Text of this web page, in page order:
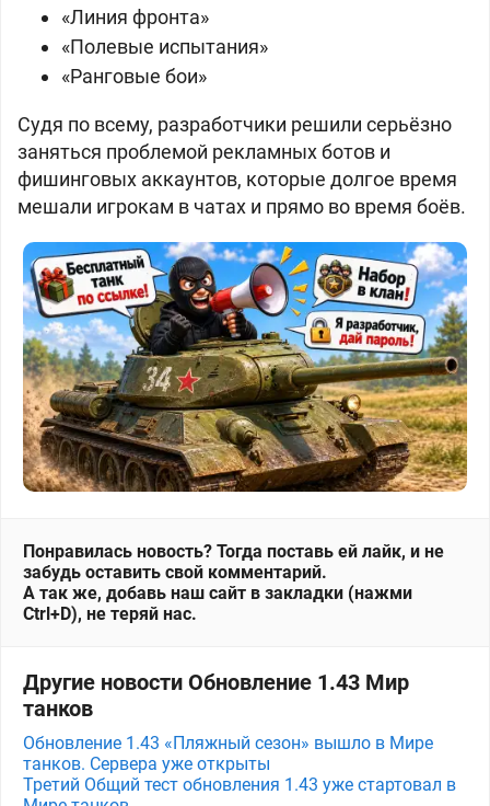
«Линия фронта»
«Полевые испытания»
«Ранговые бои»
Судя по всему, разработчики решили серьёзно
заняться проблемой рекламных ботов и
фишинговых аккаунтов, которые долгое время
мешали игрокам в чатах и прямо во время боёв.
Понравилась новость? Тогда поставь ей лайк, и не
забудь оставить свой комментарий.
А так же, добавь наш сайт в закладки (нажми
Ctrl+D), не теряй нас.
Другие новости Обновление 1.43 Мир
танков
Обновление 1.43 «Пляжный сезон» вышло в Мире
танков. Сервера уже открыты
Третий Общий тест обновления 1.43 уже стартовал в